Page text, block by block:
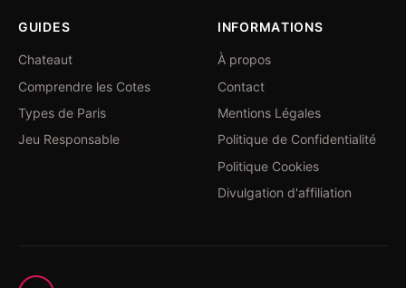
GUIDES
Chateaut
Comprendre les Cotes
Types de Paris
Jeu Responsable
INFORMATIONS
À propos
Contact
Mentions Légales
Politique de Confidentialité
Politique Cookies
Divulgation d'affiliation